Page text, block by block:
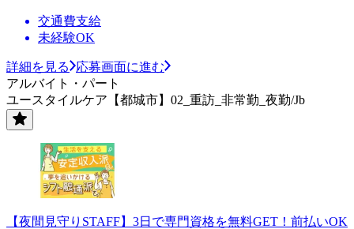
交通費支給
未経験OK
詳細を見る
応募画面に進む
アルバイト・パート
ユースタイルケア【都城市】02_重訪_非常勤_夜勤/Jb
【夜間見守りSTAFF】3日で専門資格を無料GET！前払いOK